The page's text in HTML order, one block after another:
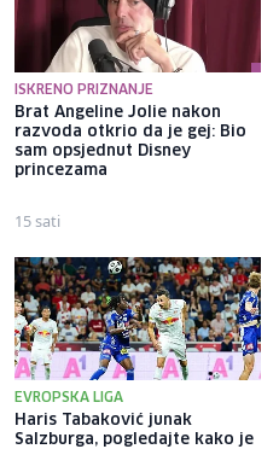
ISKRENO PRIZNANJE
Brat Angeline Jolie nakon
razvoda otkrio da je gej: Bio
sam opsjednut Disney
princezama
15 sati
EVROPSKA LIGA
Haris Tabaković junak
Salzburga, pogledajte kako je